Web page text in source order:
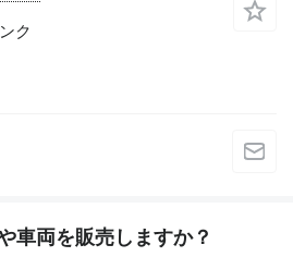
ク
車両を販売しますか？